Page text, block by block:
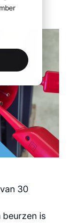
30
beurzen is